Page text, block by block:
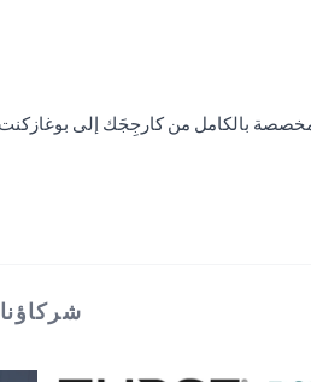
شركاؤنا